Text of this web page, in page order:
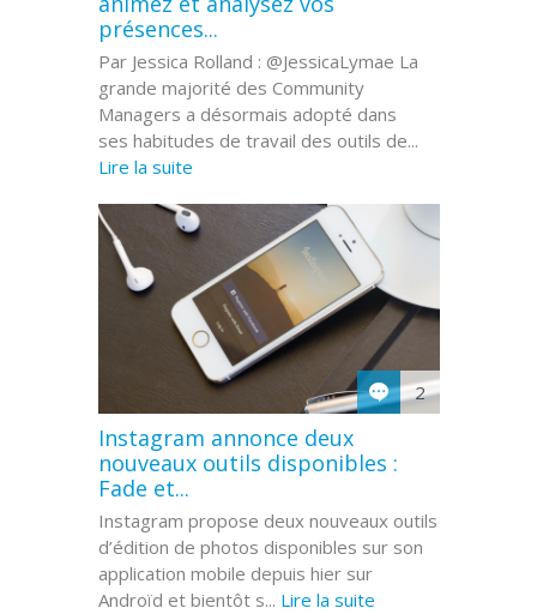
présences...
Par Jessica Rolland : @JessicaLymae La
grande majorité des Community
Managers a désormais adopté dans
ses habitudes de travail des outils de...
Lire la suite
2
Instagram annonce deux
nouveaux outils disponibles :
Fade et...
Instagram propose deux nouveaux outils
d’édition de photos disponibles sur son
application mobile depuis hier sur
Androïd et bientôt s... Lire la suite